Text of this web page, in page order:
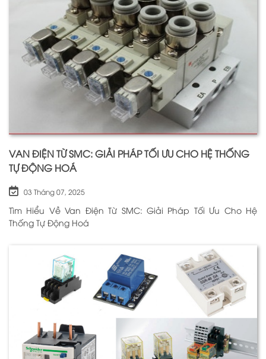
VAN ĐIỆN TỪ SMC: GIẢI PHÁP TỐI ƯU CHO HỆ THỐNG
TỰ ĐỘNG HOÁ
03 Tháng 07, 2025
Tìm Hiểu Về Van Điện Từ SMC: Giải Pháp Tối Ưu Cho Hệ
Thống Tự Động Hoá